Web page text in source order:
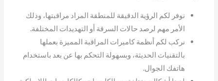
نوفر لكم الرؤية الدقيقة للمنطقة المراد مراقبتها، وذلك
الأمر مهم لرصد حالات السرقة أو التهديدات المختلفة.
نركب لكم أنظمة كاميرات المراقبة المميزة بعملها
بالتقنيات الحديثة، وبسهولة التحكم بها عن بعد باستخدام
هاتفك الجوال.